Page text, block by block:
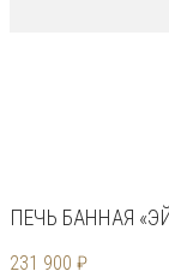
ПЕЧЬ БАННАЯ
231 900 ₽